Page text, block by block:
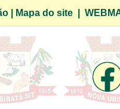
| Mapa do site|